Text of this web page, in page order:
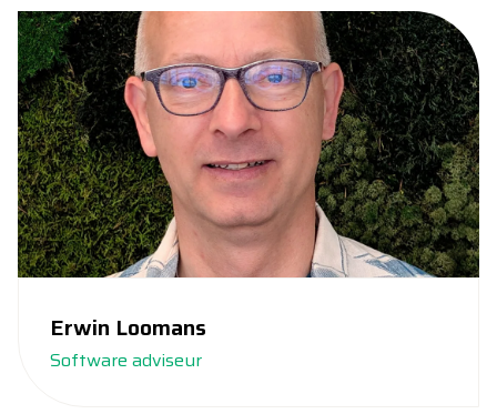
Software adviseur
Erwin Loomans